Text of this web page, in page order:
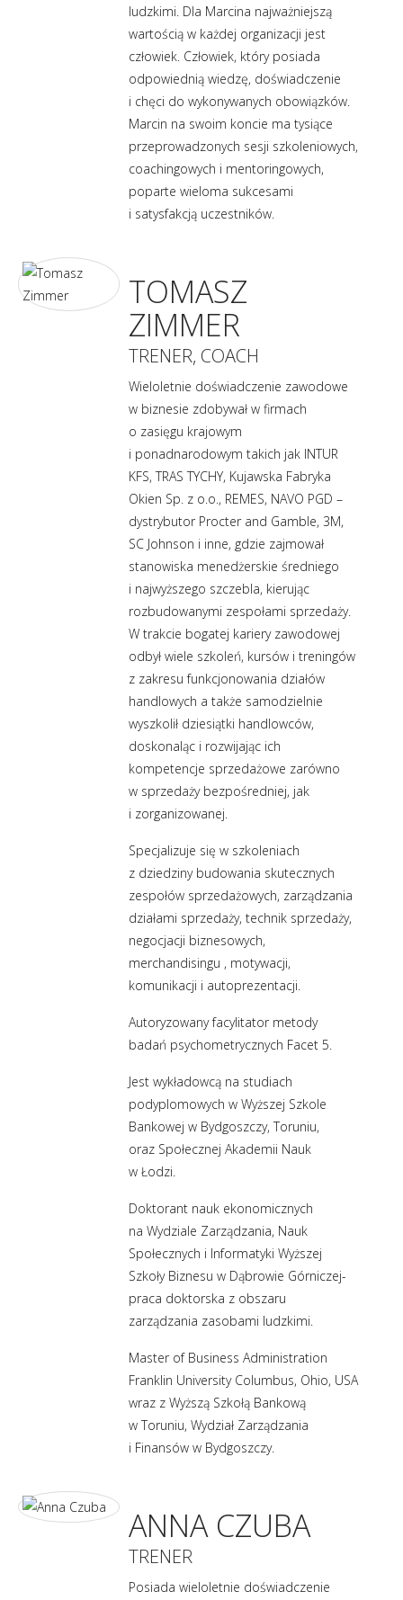
ludzkimi. Dla Marcina najważniejszą
wartością w każdej organizacji jest
człowiek. Człowiek, który posiada
odpowiednią wiedzę, doświadczenie
i chęci do wykonywanych obowiązków.
Marcin na swoim koncie ma tysiące
przeprowadzonych sesji szkoleniowych,
coachingowych i mentoringowych,
poparte wieloma sukcesami
i satysfakcją uczestników.
TOMASZ
ZIMMER
TRENER, COACH
Wieloletnie doświadczenie zawodowe
w biznesie zdobywał w firmach
o zasięgu krajowym
i ponadnarodowym takich jak INTUR
KFS, TRAS TYCHY, Kujawska Fabryka
Okien Sp. z o.o., REMES, NAVO PGD –
dystrybutor Procter and Gamble, 3M,
SC Johnson i inne, gdzie zajmował
stanowiska menedżerskie średniego
i najwyższego szczebla, kierując
rozbudowanymi zespołami sprzedaży.
W trakcie bogatej kariery zawodowej
odbył wiele szkoleń, kursów i treningów
z zakresu funkcjonowania działów
handlowych a także samodzielnie
wyszkolił dziesiątki handlowców,
doskonaląc i rozwijając ich
kompetencje sprzedażowe zarówno
w sprzedaży bezpośredniej, jak
i zorganizowanej.
Specjalizuje się w szkoleniach
z dziedziny budowania skutecznych
zespołów sprzedażowych, zarządzania
działami sprzedaży, technik sprzedaży,
negocjacji biznesowych,
merchandisingu , motywacji,
komunikacji i autoprezentacji.
Autoryzowany facylitator metody
badań psychometrycznych Facet 5.
Jest wykładowcą na studiach
podyplomowych w Wyższej Szkole
Bankowej w Bydgoszczy, Toruniu,
oraz Społecznej Akademii Nauk
w Łodzi.
Doktorant nauk ekonomicznych
na Wydziale Zarządzania, Nauk
Społecznych i Informatyki Wyższej
Szkoły Biznesu w Dąbrowie Górniczej-
praca doktorska z obszaru
zarządzania zasobami ludzkimi.
Master of Business Administration
Franklin University Columbus, Ohio, USA
wraz z Wyższą Szkołą Bankową
w Toruniu, Wydział Zarządzania
i Finansów w Bydgoszczy.
ANNA CZUBA
TRENER
Posiada wieloletnie doświadczenie